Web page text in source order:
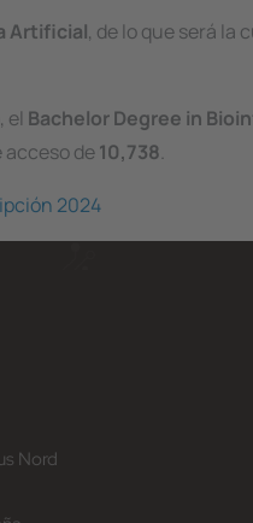
Artificial, de lo que será la
el Bachelor Degree in
de10,738.
2024
Nord